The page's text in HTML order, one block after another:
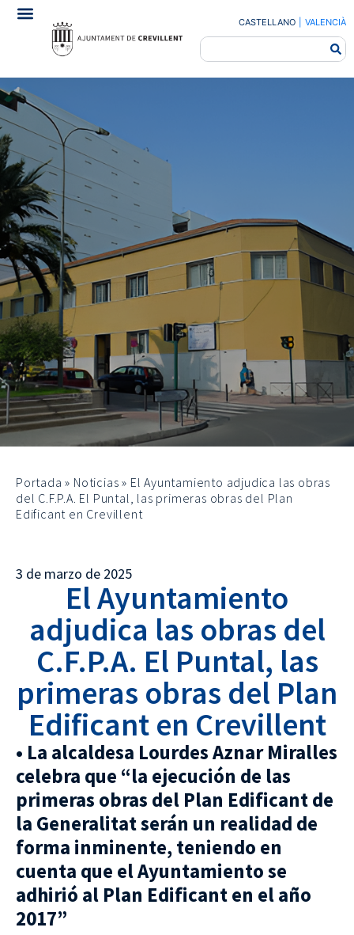
CASTELLANO VALENCIÀ
Portada » Noticias » El Ayuntamiento adjudica las obras
del C.F.P.A. El Puntal, las primeras obras del Plan
Edificant en Crevillent
3 de marzo de 2025
El Ayuntamiento
adjudica las obras del
C.F.P.A. El Puntal, las
primeras obras del Plan
Edificant en Crevillent
• La alcaldesa Lourdes Aznar Miralles
celebra que “la ejecución de las
primeras obras del Plan Edificant de
la Generalitat serán un realidad de
forma inminente, teniendo en
cuenta que el Ayuntamiento se
adhirió al Plan Edificant en el año
2017”